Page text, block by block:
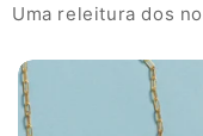
Uma releitura dos